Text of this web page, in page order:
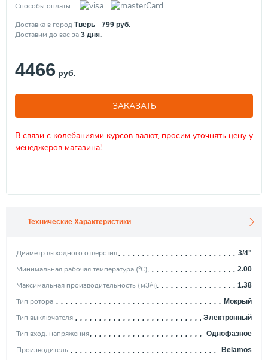
Способы оплаты:
Доставка в город Тверь - 799 руб.
Доставим до вас за 3 дня.
4466 руб.
ЗАКАЗАТЬ
В связи с колебаниями курсов валют, просим уточнять цену у
менеджеров магазина!
Технические Характеристики
Диаметр выходного отверстия 3/4"
Минимальная рабочая температура (°С) 2.00
Максимальная производительность (м3/ч) 1.38
Тип ротора Мокрый
Тип выключателя Электронный
Тип вход. напряжения Однофазное
Производитель Belamos